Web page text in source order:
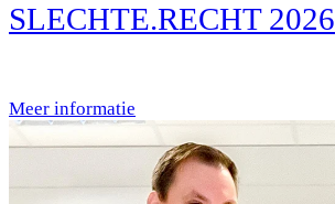
SLECHTE.RECHT 2026
Meer informatie